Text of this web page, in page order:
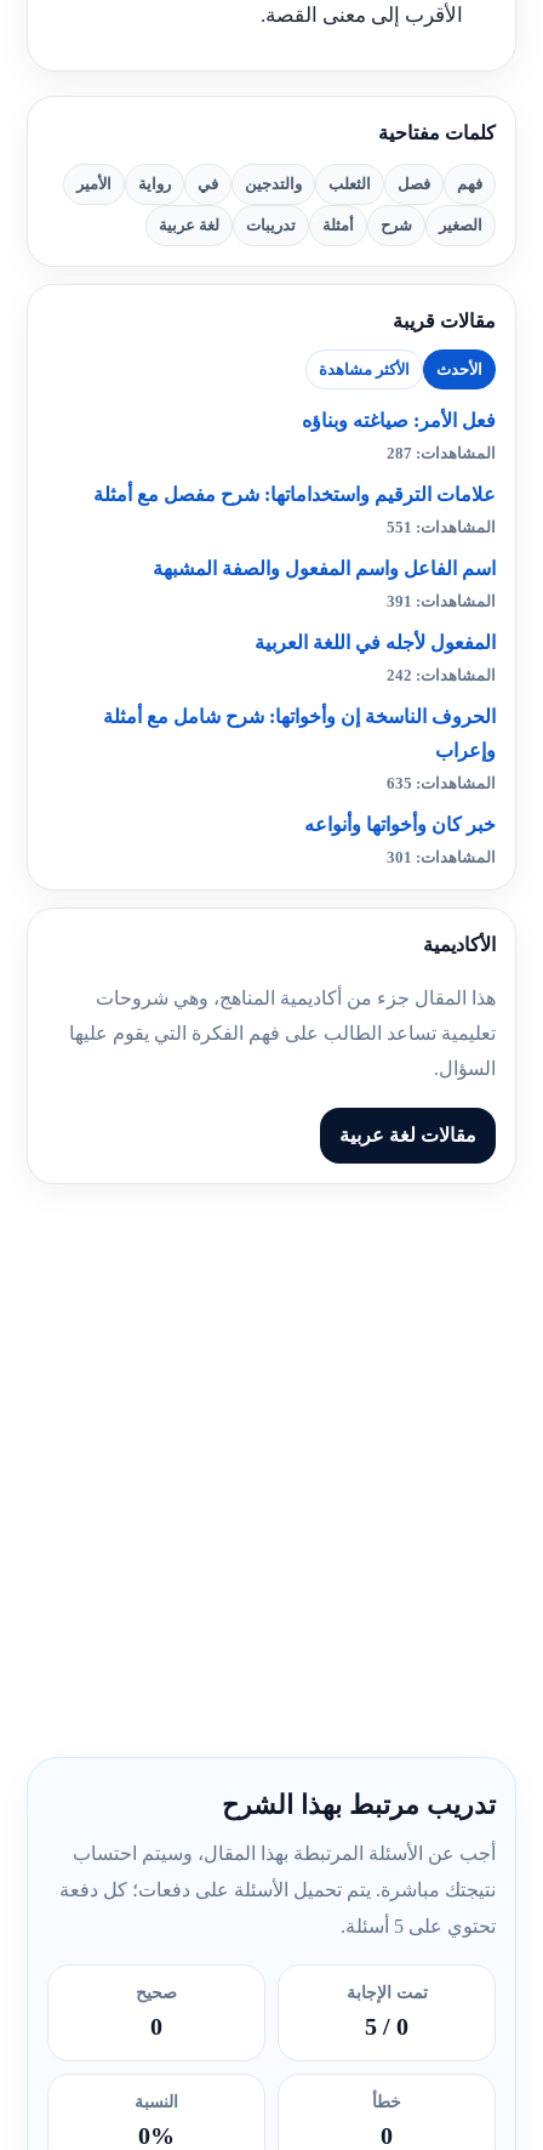
الأقرب إلى معنى القصة.
كلمات مفتاحية
فهم فصل الثعلب والتدجين في رواية الأمير
الصغير شرح أمثلة تدريبات لغة عربية
مقالات قريبة
الأحدث الأكثر مشاهدة
فعل الأمر: صياغته وبناؤه
المشاهدات: 287
علامات الترقيم واستخداماتها: شرح مفصل مع أمثلة
المشاهدات: 551
اسم الفاعل واسم المفعول والصفة المشبهة
المشاهدات: 391
المفعول لأجله في اللغة العربية
المشاهدات: 242
الحروف الناسخة إن وأخواتها: شرح شامل مع أمثلة
وإعراب
المشاهدات: 635
خبر كان وأخواتها وأنواعه
المشاهدات: 301
الأكاديمية
هذا المقال جزء من أكاديمية المناهج، وهي شروحات
تعليمية تساعد الطالب على فهم الفكرة التي يقوم عليها
السؤال.
مقالات لغة عربية
تدريب مرتبط بهذا الشرح
أجب عن الأسئلة المرتبطة بهذا المقال، وسيتم احتساب
نتيجتك مباشرة. يتم تحميل الأسئلة على دفعات؛ كل دفعة
تحتوي على 5 أسئلة.
تمت الإجابة
0
/ 5
صحيح
0
خطأ
0
النسبة
0%